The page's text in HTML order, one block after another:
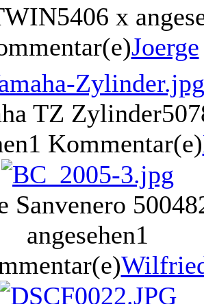
5406 x
Joerge
TZ Zylinder
1 Kommentar(e)
Sanvenero 500
angesehen1